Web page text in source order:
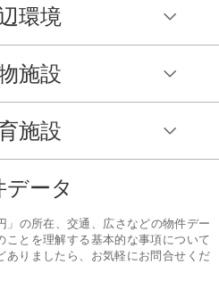
環境
施設
施設
データ
」の所在、交通、広さなどの物件デー
ことを理解する基本的な事項について
ありましたら、お気軽にお問合せくだ